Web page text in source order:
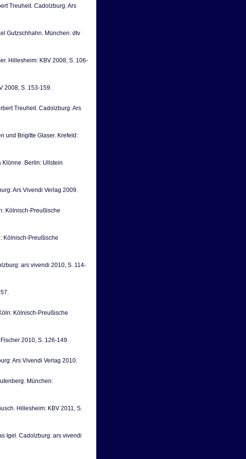
Treuheit. Cadolzburg: Ars
Gutzschhahn. München: dtv
Hillesheim: KBV 2008, S. 106-
2008, S. 153-159.
Treuheit. Cadolzburg: Ars
und Brigitte Glaser. Krefeld:
Klönne. Berlin: Ullstein
Ars Vivendi Verlag 2009.
Kölnisch-Preußische
Kölnisch-Preußische
ars vivendi 2010, S. 114-
Kölnisch-Preußische
2010, S. 126-149.
Ars Vivendi Verlag 2010.
München:
Hillesheim: KBV 2011, S.
Igel. Cadolzburg: ars vivendi